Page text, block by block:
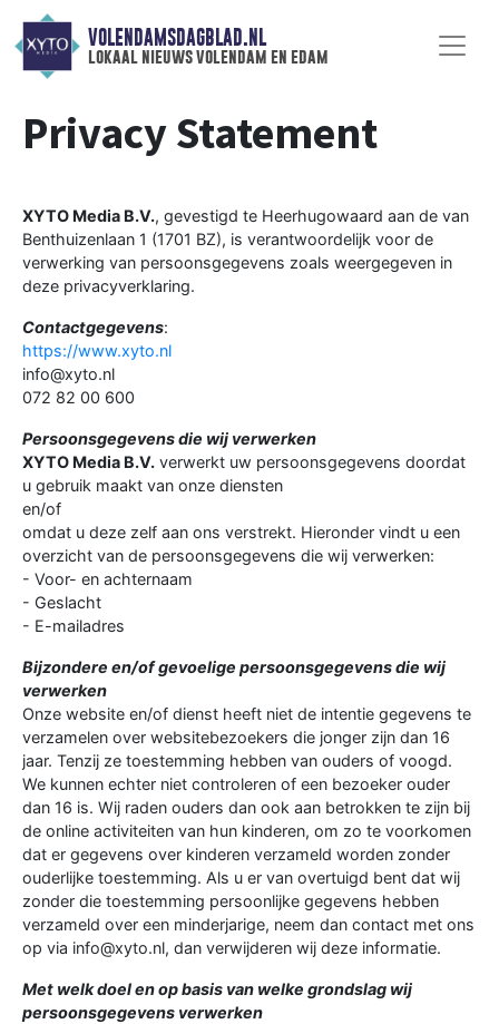
VOLENDAMSDAGBLAD.NL
lokaal nieuws volendam en edam
Privacy Statement
XYTO Media B.V., gevestigd te Heerhugowaard aan de van
Benthuizenlaan 1 (1701 BZ), is verantwoordelijk voor de
verwerking van persoonsgegevens zoals weergegeven in
deze privacyverklaring.
Contactgegevens:
https://www.xyto.nl
info@xyto.nl
072 82 00 600
Persoonsgegevens die wij verwerken
XYTO Media B.V. verwerkt uw persoonsgegevens doordat
u gebruik maakt van onze diensten
en/of
omdat u deze zelf aan ons verstrekt. Hieronder vindt u een
overzicht van de persoonsgegevens die wij verwerken:
- Voor- en achternaam
- Geslacht
- E-mailadres
Bijzondere en/of gevoelige persoonsgegevens die wij
verwerken
Onze website en/of dienst heeft niet de intentie gegevens te
verzamelen over websitebezoekers die jonger zijn dan 16
jaar. Tenzij ze toestemming hebben van ouders of voogd.
We kunnen echter niet controleren of een bezoeker ouder
dan 16 is. Wij raden ouders dan ook aan betrokken te zijn bij
de online activiteiten van hun kinderen, om zo te voorkomen
dat er gegevens over kinderen verzameld worden zonder
ouderlijke toestemming. Als u er van overtuigd bent dat wij
zonder die toestemming persoonlijke gegevens hebben
verzameld over een minderjarige, neem dan contact met ons
op via info@xyto.nl, dan verwijderen wij deze informatie.
Met welk doel en op basis van welke grondslag wij
persoonsgegevens verwerken